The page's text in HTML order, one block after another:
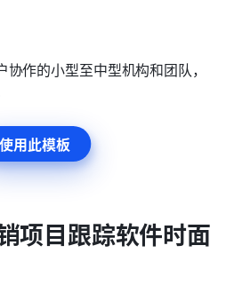
作的小型至中型机构和团队，
使用此模板
项目跟踪软件时面